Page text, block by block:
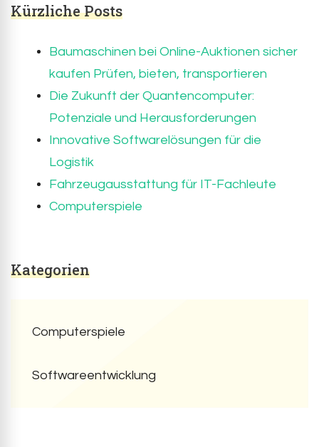
Kürzliche Posts
Baumaschinen bei Online-Auktionen sicher
kaufen Prüfen, bieten, transportieren
Die Zukunft der Quantencomputer:
Potenziale und Herausforderungen
Innovative Softwarelösungen für die
Logistik
Fahrzeugausstattung für IT-Fachleute
Computerspiele
Kategorien
Computerspiele
Softwareentwicklung